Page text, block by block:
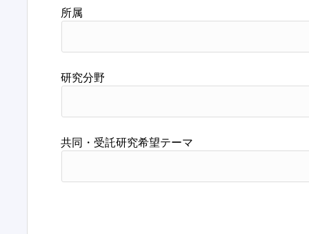
所属
研究分野
共同・受託研究希望テーマ